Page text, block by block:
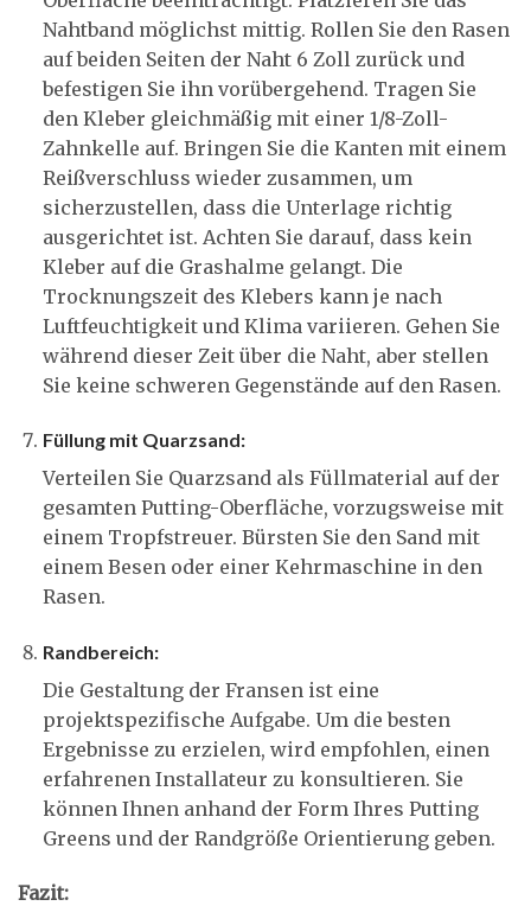
Nahtband möglichst mittig. Rollen Sie den Rasen
auf beiden Seiten der Naht 6 Zoll zurück und
befestigen Sie ihn vorübergehend. Tragen Sie
den Kleber gleichmäßig mit einer 1/8-Zoll-
Zahnkelle auf. Bringen Sie die Kanten mit einem
Reißverschluss wieder zusammen, um
sicherzustellen, dass die Unterlage richtig
ausgerichtet ist. Achten Sie darauf, dass kein
Kleber auf die Grashalme gelangt. Die
Trocknungszeit des Klebers kann je nach
Luftfeuchtigkeit und Klima variieren. Gehen Sie
während dieser Zeit über die Naht, aber stellen
Sie keine schweren Gegenstände auf den Rasen.
Füllung mit Quarzsand:
Verteilen Sie Quarzsand als Füllmaterial auf der
gesamten Putting-Oberfläche, vorzugsweise mit
einem Tropfstreuer. Bürsten Sie den Sand mit
einem Besen oder einer Kehrmaschine in den
Rasen.
Randbereich:
Die Gestaltung der Fransen ist eine
projektspezifische Aufgabe. Um die besten
Ergebnisse zu erzielen, wird empfohlen, einen
erfahrenen Installateur zu konsultieren. Sie
können Ihnen anhand der Form Ihres Putting
Greens und der Randgröße Orientierung geben.
Fazit: